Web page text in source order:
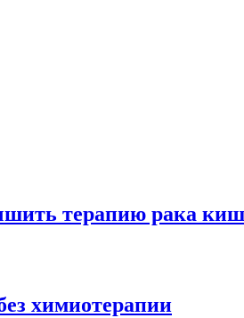
терапию рака
химиотерапии